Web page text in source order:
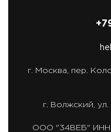
г. Москва, пер.
г. Волжский,
ООО "34ВЕБ"